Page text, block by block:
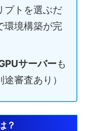
プトを選ぶだ
環境構築が完
サーバーも
審査あり）
？